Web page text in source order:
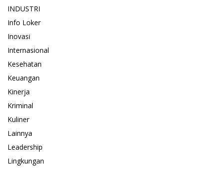
INDUSTRI
Info Loker
Inovasi
Internasional
Kesehatan
Keuangan
Kinerja
Kriminal
Kuliner
Lainnya
Leadership
Lingkungan